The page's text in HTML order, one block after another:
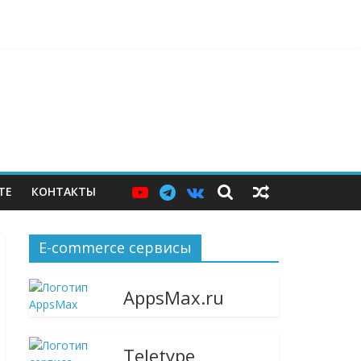
КОНТАКТЫ
E-commerce сервисы
AppsMax.ru
Teletype